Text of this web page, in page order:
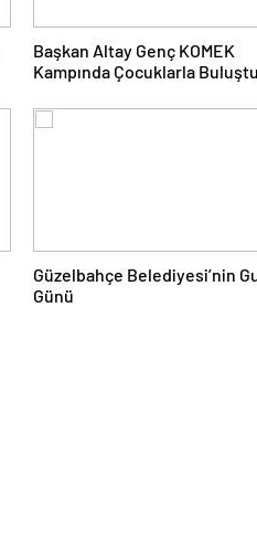
Başkan Altay Genç KOMEK
Kampında Çocuklarla Buluştu
Güzelbahçe Belediyesi’nin
Günü